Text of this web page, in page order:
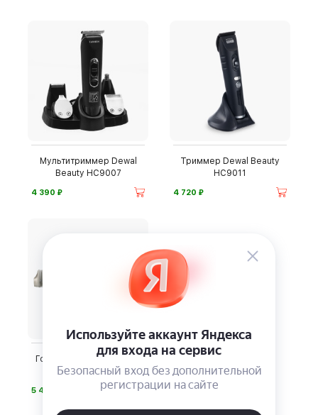
Мультитриммер Dewal
Beauty HC9007
4 390 ⃏
Триммер Dewal Beauty
HC9011
4 720 ⃏
Горячая расческа Dewal
Beauty Sandy
5 410